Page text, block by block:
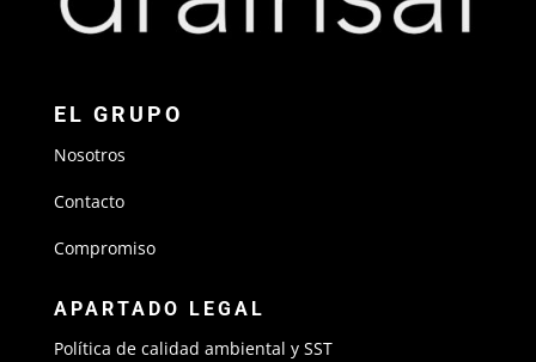
EL GRUPO
Nosotros
Contacto
Compromiso
APARTADO LEGAL
Política de calidad ambiental y SST